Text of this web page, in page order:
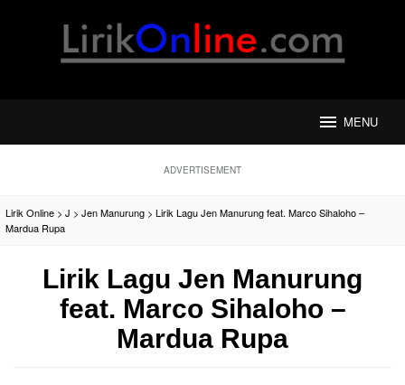
MENU
ADVERTISEMENT
Lirik Online > J > Jen Manurung > Lirik Lagu Jen Manurung feat. Marco Sihaloho –
Mardua Rupa
Lirik Lagu Jen Manurung
feat. Marco Sihaloho –
Mardua Rupa